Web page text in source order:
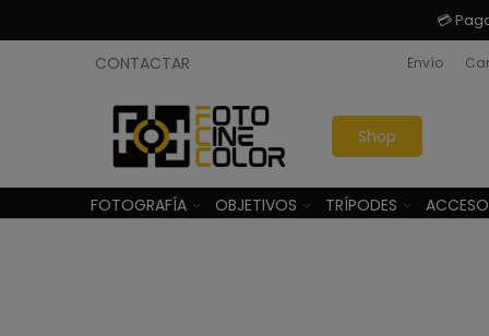
💳
CONTACTAR Envío
Shop
FOTOGRAFÍA OBJETIVOS TRÍPODES